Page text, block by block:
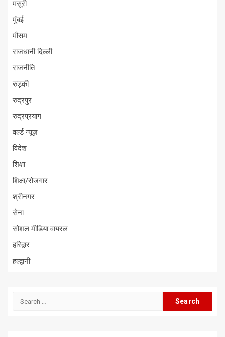
मसूरी
मुंबई
मौसम
राजधानी दिल्ली
राजनीति
रुड़की
रुद्रपुर
रुद्रप्रयाग
वर्ल्ड न्यूज़
विदेश
शिक्षा
शिक्षा/रोजगार
श्रीनगर
सेना
सोशल मीडिया वायरल
हरिद्वार
हल्द्वानी
Search